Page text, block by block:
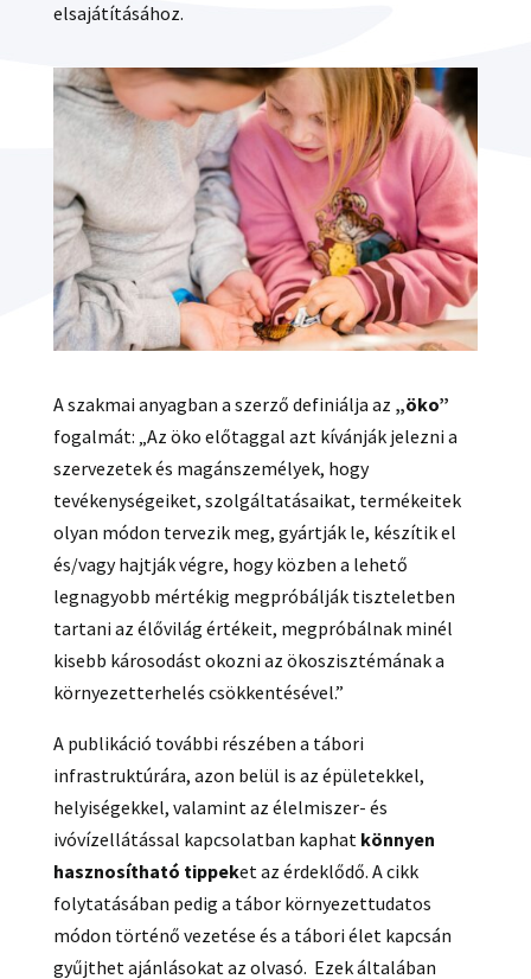
elsajátításához.
A szakmai anyagban a szerző definiálja az „öko”
fogalmát: „Az öko előtaggal azt kívánják jelezni a
szervezetek és magánszemélyek, hogy
tevékenységeiket, szolgáltatásaikat, termékeitek
olyan módon tervezik meg, gyártják le, készítik el
és/vagy hajtják végre, hogy közben a lehető
legnagyobb mértékig megpróbálják tiszteletben
tartani az élővilág értékeit, megpróbálnak minél
kisebb károsodást okozni az ökoszisztémának a
környezetterhelés csökkentésével.”
A publikáció további részében a tábori
infrastruktúrára, azon belül is az épületekkel,
helyiségekkel, valamint az élelmiszer- és
ivóvízellátással kapcsolatban kaphat könnyen
hasznosítható tippeket az érdeklődő. A cikk
folytatásában pedig a tábor környezettudatos
módon történő vezetése és a tábori élet kapcsán
gyűjthet ajánlásokat az olvasó. Ezek általában